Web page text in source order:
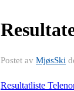
Postet av MjøsSki
Resultatliste